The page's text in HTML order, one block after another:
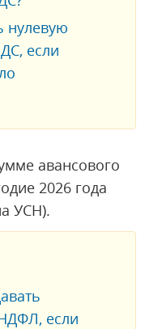
нулевую
если
авансового
2026 года
УСН).
если